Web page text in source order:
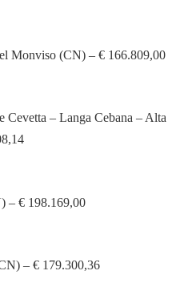
Monviso (CN) – € 166.809,00
– Langa Cebana – Alta
– € 198.169,00
– € 179.300,36